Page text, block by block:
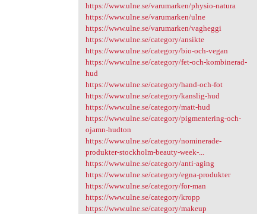
https://www.ulne.se/varumarken/physio-natura
https://www.ulne.se/varumarken/ulne
https://www.ulne.se/varumarken/vagheggi
https://www.ulne.se/category/ansikte
https://www.ulne.se/category/bio-och-vegan
https://www.ulne.se/category/fet-och-kombinerad-
hud
https://www.ulne.se/category/hand-och-fot
https://www.ulne.se/category/kanslig-hud
https://www.ulne.se/category/matt-hud
https://www.ulne.se/category/pigmentering-och-
ojamn-hudton
https://www.ulne.se/category/nominerade-
produkter-stockholm-beauty-week-...
https://www.ulne.se/category/anti-aging
https://www.ulne.se/category/egna-produkter
https://www.ulne.se/category/for-man
https://www.ulne.se/category/kropp
https://www.ulne.se/category/makeup